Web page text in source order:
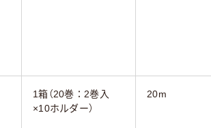
1箱（20巻：2巻入
×10ホルダー）
20m